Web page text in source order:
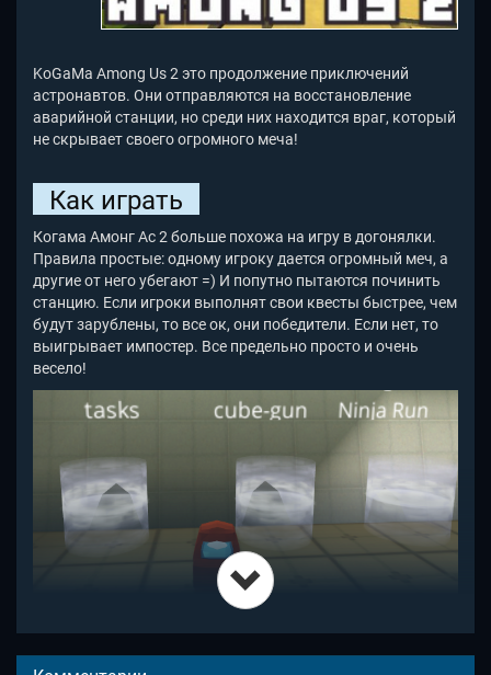
KoGaMa Among Us 2 это продолжение приключений
астронавтов. Они отправляются на восстановление
аварийной станции, но среди них находится враг, который
не скрывает своего огромного меча!
Как играть
Когама Амонг Ас 2 больше похожа на игру в догонялки.
Правила простые: одному игроку дается огромный меч, а
другие от него убегают =) И попутно пытаются починить
станцию. Если игроки выполнят свои квесты быстрее, чем
будут зарублены, то все ок, они победители. Если нет, то
выигрывает импостер. Все предельно просто и очень
весело!